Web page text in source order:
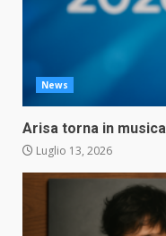
News
Arisa torna in
Luglio 13, 2026